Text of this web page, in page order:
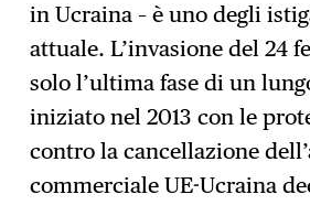
in Ucraina – è uno degli
attuale. L’invasione del 24
solo l’ultima fase di un
iniziato nel 2013 con le
contro la cancellazione
commerciale UE-Ucraina